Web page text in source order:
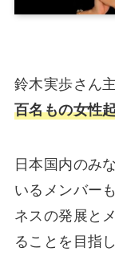
鈴木実歩さん
百名もの女性
日本国内のみ
いるメンバー
ネスの発展と
ることを目指